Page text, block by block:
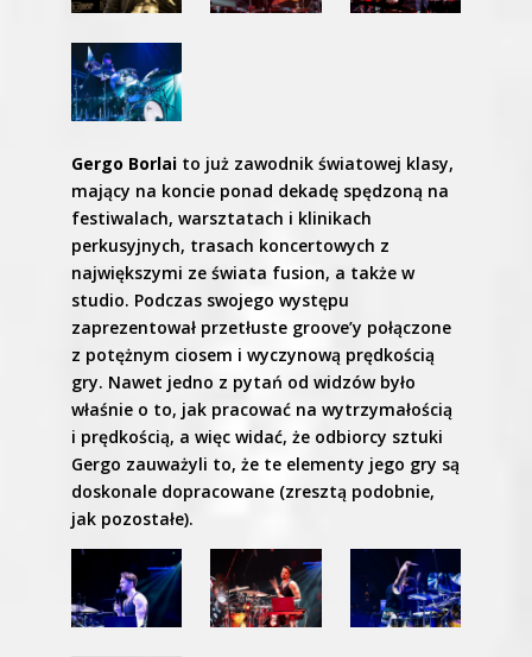
Gergo Borlaito już zawodnik światowej klasy,
mający na koncie ponad dekadę spędzoną na
festiwalach, warsztatach i klinikach
perkusyjnych, trasach koncertowych z
największymi ze świata fusion, a także w
studio. Podczas swojego występu
zaprezentował przetłuste groove’y połączone
z potężnym ciosem i wyczynową prędkością
gry. Nawet jedno z pytań od widzów było
właśnie o to, jak pracować na wytrzymałością
i prędkością, a więc widać, że odbiorcy sztuki
Gergo zauważyli to, że te elementy jego gry są
doskonale dopracowane (zresztą podobnie,
jak pozostałe).